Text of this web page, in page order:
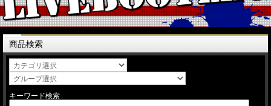
商品検索
キーワード検索